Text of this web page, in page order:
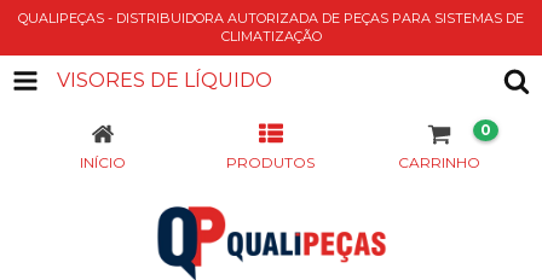
QUALIPEÇAS - DISTRIBUIDORA AUTORIZADA DE PEÇAS PARA SISTEMAS DE
CLIMATIZAÇÃO
VISORES DE LÍQUIDO
INÍCIO PRODUTOS CARRINHO
0